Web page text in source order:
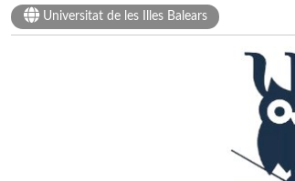
Universitat de les Illes Balears